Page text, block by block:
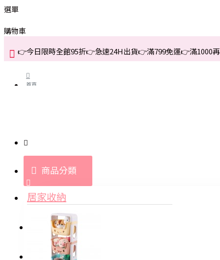
選單
購物車
👉今日限時全館95折👉急速24H出貨👉滿799免運👉滿1000
首頁
商品分類
居家收納
登入